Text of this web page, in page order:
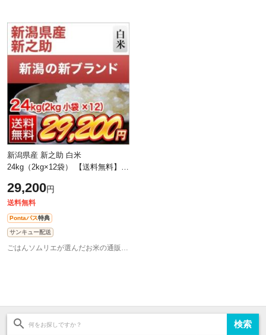
新潟県産 新之助 白米
24kg（2kg×12袋） 【送料無料】
装】お米 令和7年産 2025年産
29,200円
送料無料
Pontaパス特典
サンキュー配送
ごはんソムリエが選んだお米の通販 お米のくりや